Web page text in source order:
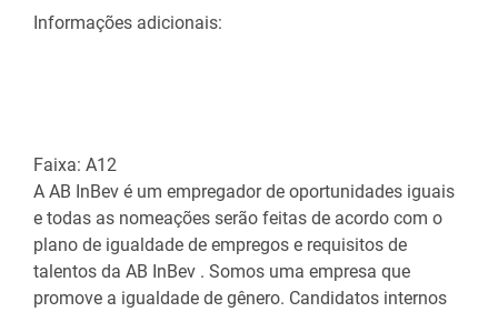
Informações adicionais:
Faixa: A12
A AB InBev é um empregador de oportunidades iguais
e todas as nomeações serão feitas de acordo com o
plano de igualdade de empregos e requisitos de
talentos da AB InBev . Somos uma empresa que
promove a igualdade de gênero. Candidatos internos